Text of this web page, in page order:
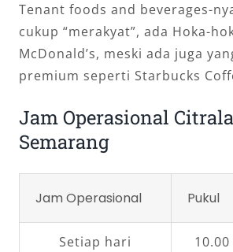
Tenant foods and beverages-
cukup “merakyat”, ada Hoka-
McDonald’s, meski ada juga
premium seperti Starbucks
Jam Operasional
Semarang
Jam Operasional Pukul
Setiap hari 10.00